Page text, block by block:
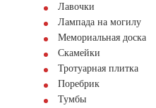
Лавочки
Лампада на могилу
Мемориальная доска
Скамейки
Тротуарная плитка
Поребрик
Тумбы